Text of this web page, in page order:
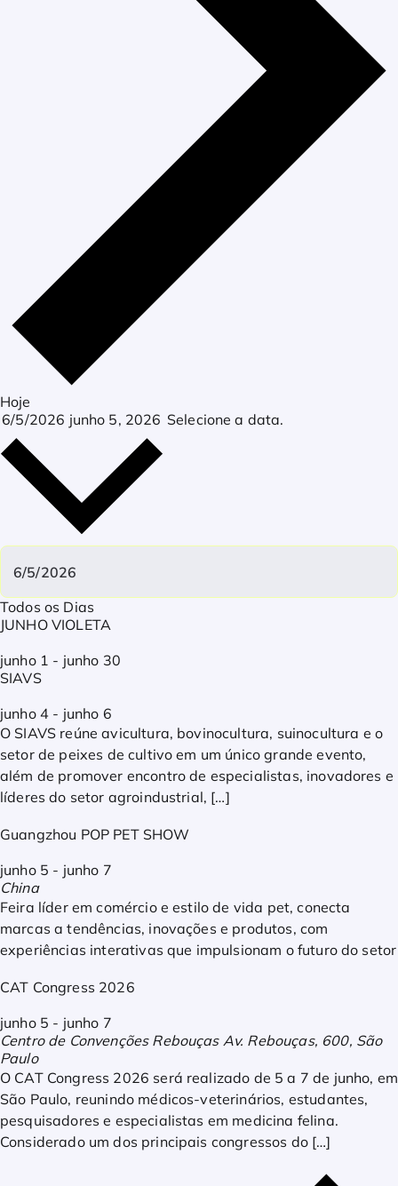
Hoje
6/5/2026 junho 5, 2026 Selecione a data.
Todos os Dias
JUNHO VIOLETA
junho 1 - junho 30
SIAVS
junho 4 - junho 6
O SIAVS reúne avicultura, bovinocultura, suinocultura e o
setor de peixes de cultivo em um único grande evento,
além de promover encontro de especialistas, inovadores e
líderes do setor agroindustrial, […]
Guangzhou POP PET SHOW
junho 5 - junho 7
China
Feira líder em comércio e estilo de vida pet, conecta
marcas a tendências, inovações e produtos, com
experiências interativas que impulsionam o futuro do setor
CAT Congress 2026
junho 5 - junho 7
Centro de Convenções Rebouças Av. Rebouças, 600, São
Paulo
O CAT Congress 2026 será realizado de 5 a 7 de junho, em
São Paulo, reunindo médicos-veterinários, estudantes,
pesquisadores e especialistas em medicina felina.
Considerado um dos principais congressos do […]